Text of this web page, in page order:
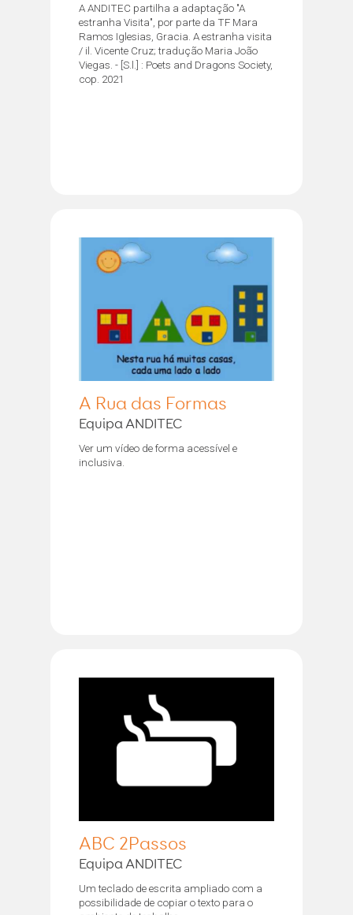
A ANDITEC partilha a adaptação "A
estranha Visita", por parte da TF Mara
Ramos Iglesias, Gracia. A estranha visita
/ il. Vicente Cruz; tradução Maria João
Viegas. - [S.l.] : Poets and Dragons Society,
cop. 2021
A Rua das Formas
Equipa ANDITEC
Ver um vídeo de forma acessível e
inclusiva.
ABC 2Passos
Equipa ANDITEC
Um teclado de escrita ampliado com a
possibilidade de copiar o texto para o